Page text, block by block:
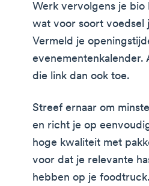
Werk vervolgens je bio
wat voor soort voedsel
Vermeld je
evenementenkalender.
die link dan ook toe.
Streef ernaar om
en richt je op
hoge kwaliteit met
voor dat je relevante
hebben op je